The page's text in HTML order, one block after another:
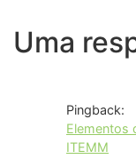
Uma
Pingback:
Elementos
ITEMM